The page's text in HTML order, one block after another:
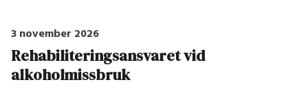
3 november 2026
Rehabiliteringsansvaret vid
alkoholmissbruk